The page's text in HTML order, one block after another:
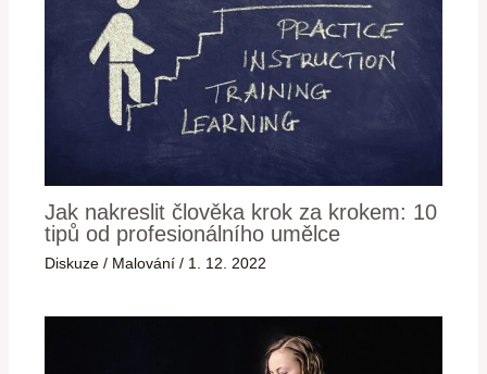
Jak nakreslit člověka krok za krokem: 10
tipů od profesionálního umělce
Diskuze / Malování / 1. 12. 2022